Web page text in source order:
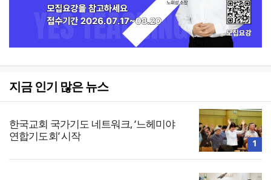
지금 인기 많은 뉴스
한국교회 국가기도 네트워크, ‘느헤미야
연합기도회’ 시작
1